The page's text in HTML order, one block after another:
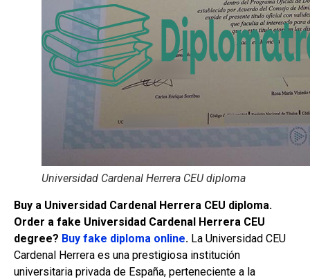
Universidad Cardenal Herrera CEU diploma
Buy a Universidad Cardenal Herrera CEU diploma.
Order a fake Universidad Cardenal Herrera CEU
degree? Buy fake diploma online. La Universidad CEU
Cardenal Herrera es una prestigiosa institución
universitaria privada de España, perteneciente a la